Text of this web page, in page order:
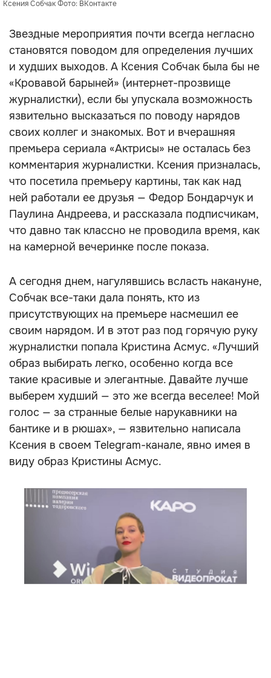
Ксения Собчак Фото: ВКонтакте
Звездные мероприятия почти всегда негласно
становятся поводом для определения лучших
и худших выходов. А Ксения Собчак была бы не
«Кровавой барыней» (интернет-прозвище
журналистки), если бы упускала возможность
язвительно высказаться по поводу нарядов
своих коллег и знакомых. Вот и вчерашняя
премьера сериала «Актрисы» не осталась без
комментария журналистки. Ксения призналась,
что посетила премьеру картины, так как над
ней работали ее друзья — Федор Бондарчук и
Паулина Андреева, и рассказала подписчикам,
что давно так классно не проводила время, как
на камерной вечеринке после показа.
А сегодня днем, нагулявшись всласть накануне,
Собчак все-таки дала понять, кто из
присутствующих на премьере насмешил ее
своим нарядом. И в этот раз под горячую руку
журналистки попала Кристина Асмус. «Лучший
образ выбирать легко, особенно когда все
такие красивые и элегантные. Давайте лучше
выберем худший — это же всегда веселее! Мой
голос — за странные белые нарукавники на
бантике и в рюшах», — язвительно написала
Ксения в своем Telegram-канале, явно имея в
виду образ Кристины Асмус.